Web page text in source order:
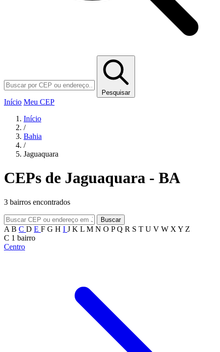
Pesquisar
Início Meu CEP
Início
/
Bahia
/
Jaguaquara
CEPs de Jaguaquara - BA
3 bairros encontrados
Buscar
A B C D E F G H I J K L M N O PQ R S T U V W X Y Z
C 1 bairro
Centro